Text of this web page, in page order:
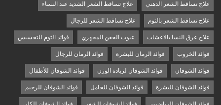
علاج تساقط الشعر الدهني علاج تساقط الشعر الشديد عند النساء
علاج تساقط الشعر بالثوم علاج تساقط الشعر للرجال
علاج عرق النسا بالاعشاب عيوب الحقن المجهري فوائد الثوم للتخسيس
فوائد الخروب فوائد الرمان للبشرة فوائد الرمان للرجال
فوائد الشوفان فوائد الشوفان لزيادة الوزن فوائد الشوفان للأطفال
فوائد الشوفان للبشرة فوائد الشوفان للحامل فوائد الشوفان للرجيم